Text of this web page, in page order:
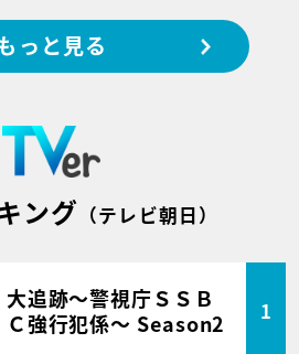
っと見る
ング （テレビ朝日）
大追跡～警視庁ＳＳＢ
Ｃ強行犯係～ Season2
1